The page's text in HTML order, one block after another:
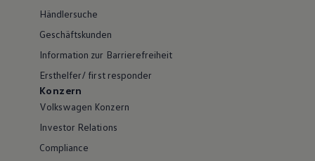
Händlersuche
Geschäftskunden
Information zur Barrierefreiheit
Ersthelfer/ first responder
Konzern
Volkswagen Konzern
Investor Relations
Compliance